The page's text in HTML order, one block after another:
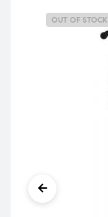
OUT OF STOCK